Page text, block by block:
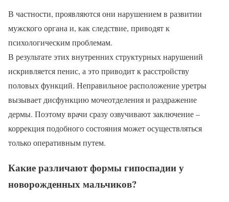
В частности, проявляются они нарушением в развитии
мужского органа и, как следствие, приводят к
психологическим проблемам.
В результате этих внутренних структурных нарушений
искривляется пенис, а это приводит к расстройству
половых функций. Неправильное расположение уретры
вызывает дисфункцию мочеотделения и раздражение
дермы. Поэтому врачи сразу озвучивают заключение –
коррекция подобного состояния может осуществляться
только оперативным путем.
Какие различают формы гипоспадии у
новорожденных мальчиков?